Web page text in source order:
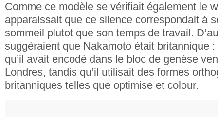
Comme ce modèle se vérifiait également le
apparaissait que ce silence correspondait à
sommeil plutot que son temps de travail.
suggéraient que Nakamoto était britannique
qu’il avait encodé dans le bloc de genèse
Londres, tandis qu’il utilisait des formes
britanniques telles que optimise et colour.